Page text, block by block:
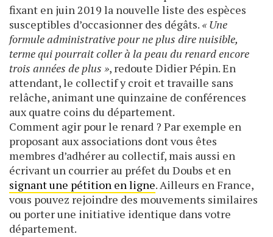
fixant en juin 2019 la nouvelle liste des espèces
susceptibles d’occasionner des dégâts. « Une
formule administrative pour ne plus dire nuisible,
terme qui pourrait coller à la peau du renard encore
trois années de plus », redoute Didier Pépin. En
attendant, le collectif y croit et travaille sans
relâche, animant une quinzaine de conférences
aux quatre coins du département.
Comment agir pour le renard ? Par exemple en
proposant aux associations dont vous êtes
membres d’adhérer au collectif, mais aussi en
écrivant un courrier au préfet du Doubs et en
signant une pé­tition en ligne. Ailleurs en France,
vous pouvez re­joindre des mouvements similaires
ou porter une initiative identique dans votre
département.